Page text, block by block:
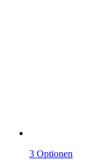
3 Optionen